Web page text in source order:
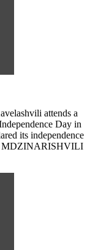
attends a
Day in
its independence
MDZINARISHVILI